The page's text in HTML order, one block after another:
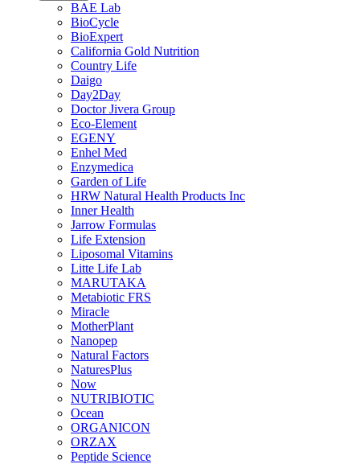
BAE Lab
BioCycle
BioExpert
California Gold Nutrition
Country Life
Daigo
Day2Day
Doctor Jivera Group
Eco-Element
EGENY
Enhel Med
Enzymedica
Garden of Life
HRW Natural Health Products Inc
Inner Health
Jarrow Formulas
Life Extension
Liposomal Vitamins
Litte Life Lab
MARUTAKA
Metabiotic FRS
Miracle
MotherPlant
Nanopep
Natural Factors
NaturesPlus
Now
NUTRIBIOTIC
Ocean
ORGANICON
ORZAX
Peptide Science